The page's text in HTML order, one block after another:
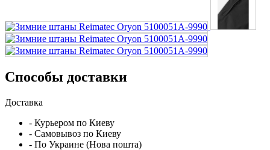
Способы доставки
Доставка
- Курьером по Киеву
- Самовывоз по Киеву
- По Украине (Нова пошта)